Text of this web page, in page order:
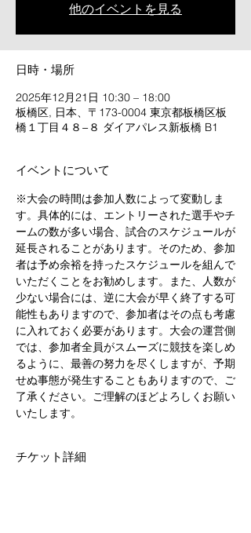
他のイベントを見る
日時・場所
2025年12月21日 10:30 – 18:00
板橋区, 日本、〒173-0004 東京都板橋区板
橋１丁目４８−８ ダイアパレス新板橋 B1
イベントについて
※大会の時間は参加人数によって変動しま
す。具体的には、エントリーされた選手やチ
ームの数が多い場合、試合のスケジュールが
延長されることがあります。そのため、参加
者は予め余裕を持ったスケジュールを組んで
いただくことをお勧めします。また、人数が
少ない場合には、逆に大会が早く終了する可
能性もありますので、参加者はその点も考慮
に入れておく必要があります。大会の運営側
では、参加者全員がスムーズに競技を楽しめ
るように、最善の努力を尽くしますが、予期
せぬ事態が発生することもありますので、ご
了承ください。ご理解のほどよろしくお願い
いたします。
チケット詳細